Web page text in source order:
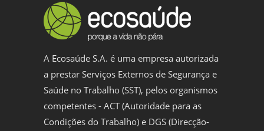
A Ecosaúde S.A. é uma empresa autorizada
a prestar Serviços Externos de Segurança e
Saúde no Trabalho (SST), pelos organismos
competentes - ACT (Autoridade para as
Condições do Trabalho) e DGS (Direcção-